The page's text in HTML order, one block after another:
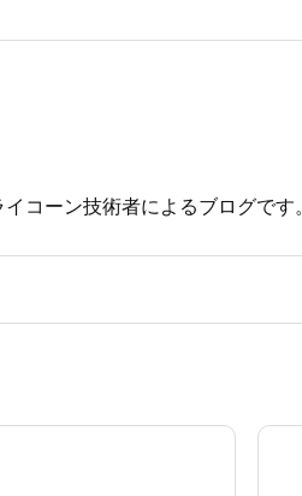
コーン技術者によるブログです。